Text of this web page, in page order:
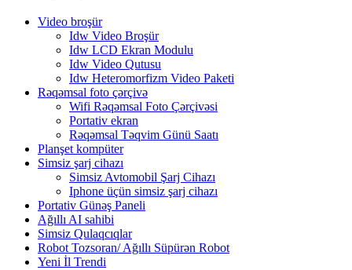
Video broşür
Idw Video Broşür
Idw LCD Ekran Modulu
Idw Video Qutusu
Idw Heteromorfizm Video Paketi
Rəqəmsal foto çərçivə
Wifi Rəqəmsal Foto Çərçivəsi
Portativ ekran
Rəqəmsal Təqvim Günü Saatı
Planşet kompüter
Simsiz şarj cihazı
Simsiz Avtomobil Şarj Cihazı
Iphone üçün simsiz şarj cihazı
Portativ Günəş Paneli
Ağıllı AI sahibi
Simsiz Qulaqcıqlar
Robot Tozsoran/ Ağıllı Süpürən Robot
Yeni İl Trendi